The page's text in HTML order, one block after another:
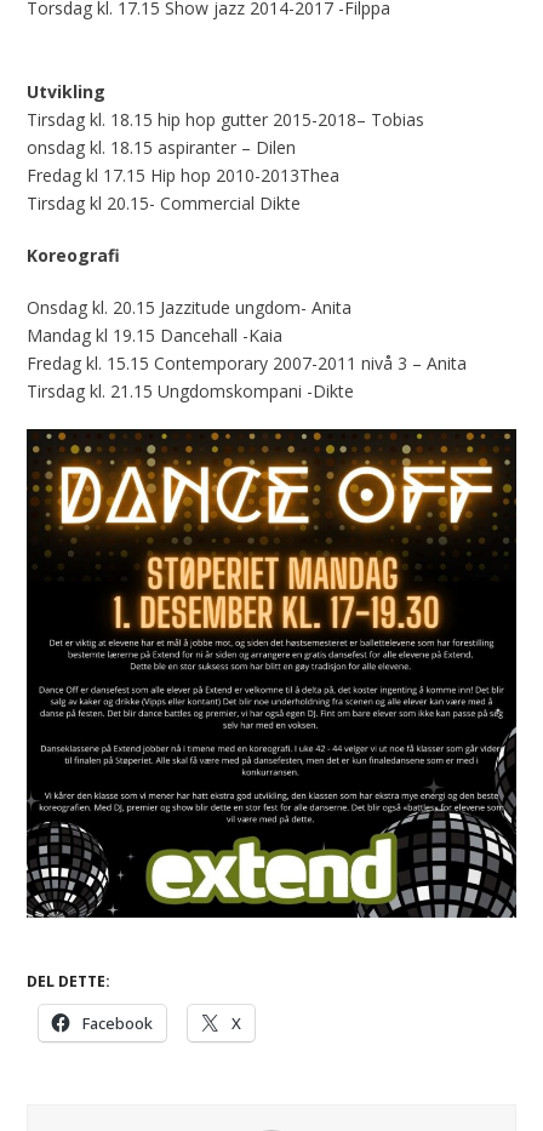
Torsdag kl. 17.15 Show jazz 2014-2017 -Filppa
Utvikling
Tirsdag kl. 18.15 hip hop gutter 2015-2018– Tobias
onsdag kl. 18.15 aspiranter – Dilen
Fredag kl 17.15 Hip hop 2010-2013Thea
Tirsdag kl 20.15- Commercial Dikte
Koreografi
Onsdag kl. 20.15 Jazzitude ungdom- Anita
Mandag kl 19.15 Dancehall -Kaia
Fredag kl. 15.15 Contemporary 2007-2011 nivå 3 – Anita
Tirsdag kl. 21.15 Ungdomskompani -Dikte
DEL DETTE:
Facebook X